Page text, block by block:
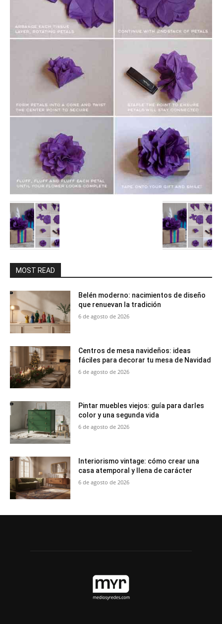
MOST READ
Belén moderno: nacimientos de diseño
que renuevan la tradición
6 de agosto de 2026
Centros de mesa navideños: ideas
fáciles para decorar tu mesa de Navidad
6 de agosto de 2026
Pintar muebles viejos: guía para darles
color y una segunda vida
6 de agosto de 2026
Interiorismo vintage: cómo crear una
casa atemporal y llena de carácter
6 de agosto de 2026